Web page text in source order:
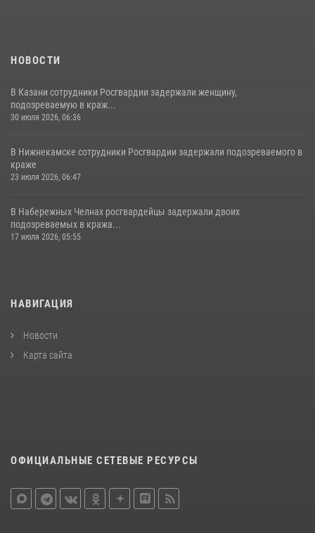
НОВОСТИ
В Казани сотрудники Росгвардии задержали женщину,
подозреваемую в краж...
30 июля 2026, 06:36
В Нижнекамске сотрудники Росгвардии задержали подозреваемого в
краже
23 июля 2026, 06:47
В Набережных Челнах росгвардейцы задержали двоих
подозреваемых в кража...
17 июля 2026, 05:55
НАВИГАЦИЯ
Новости
Карта сайта
ОФИЦИАЛЬНЫЕ СЕТЕВЫЕ РЕСУРСЫ